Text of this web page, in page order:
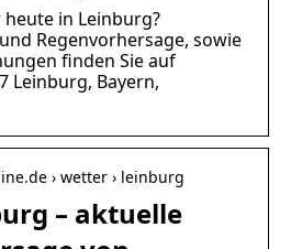
in Leinburg?
Regenvorhersage, sowie
finden Sie auf
Leinburg, Bayern,
› wetter › leinburg
– aktuelle